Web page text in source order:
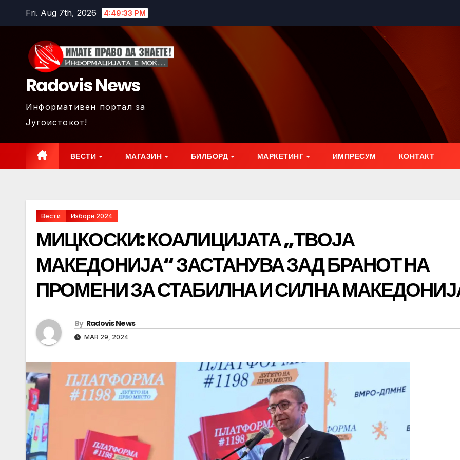
Fri. Aug 7th, 2026 4:49:35 PM
Radovis News
Информативен портал за
Југоистокот!
ВЕСТИ МАГАЗИН БИЛБОРД МАРКЕТИНГ ИМПРЕСУМ КОНТАКТ
Вести Избори 2024
МИЦКОСКИ: КОАЛИЦИЈАТА „ТВОЈА
МАКЕДОНИЈА“ ЗАСТАНУВА ЗАД БРАНОТ НА
ПРОМЕНИ ЗА СТАБИЛНА И СИЛНА
By Radovis News
MAR 29, 2024